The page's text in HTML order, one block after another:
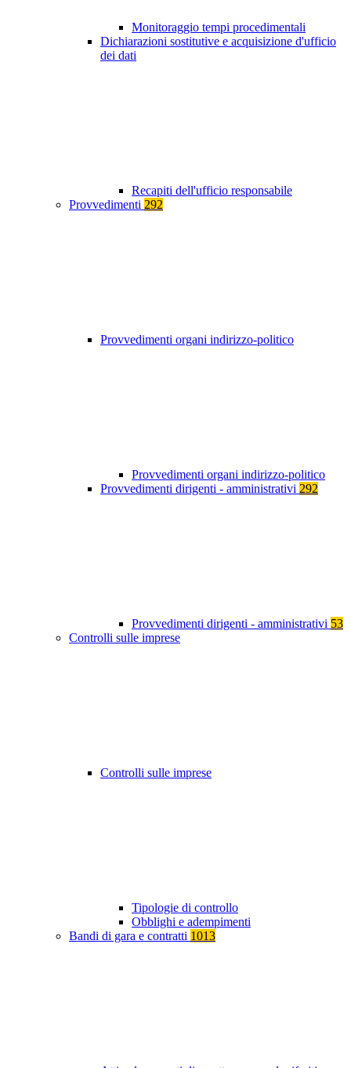
Monitoraggio tempi procedimentali
Dichiarazioni sostitutive e acquisizione d'ufficio
dei dati
Recapiti dell'ufficio responsabile
Provvedimenti 292
Provvedimenti organi indirizzo-politico
Provvedimenti organi indirizzo-politico
Provvedimenti dirigenti - amministrativi 292
Provvedimenti dirigenti - amministrativi 53
Controlli sulle imprese
Controlli sulle imprese
Tipologie di controllo
Obblighi e adempimenti
Bandi di gara e contratti 1013